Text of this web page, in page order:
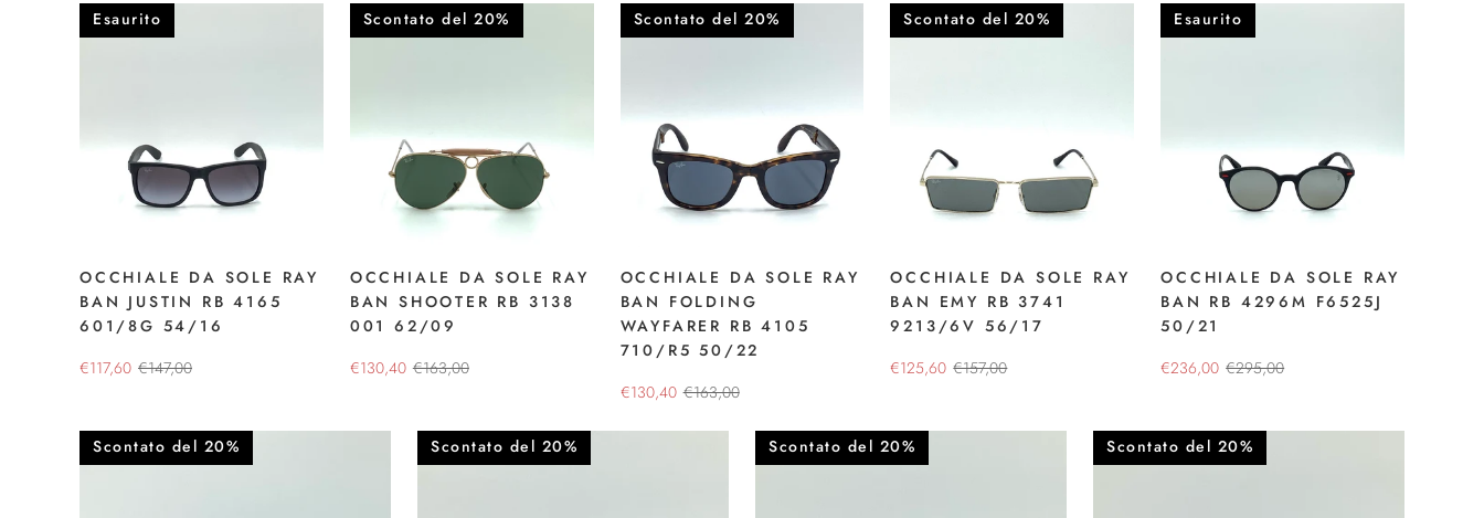
Esaurito
OCCHIALE DA SOLE RAY
BAN JUSTIN RB 4165
601/8G 54/16
€117,60 €147,00
Scontato del 20%
OCCHIALE DA SOLE RAY
BAN SHOOTER RB 3138
001 62/09
€130,40 €163,00
Scontato del 20%
OCCHIALE DA SOLE RAY
BAN FOLDING
WAYFARER RB 4105
710/R5 50/22
€130,40 €163,00
Scontato del 20%
OCCHIALE DA SOLE RAY
BAN EMY RB 3741
9213/6V 56/17
€125,60 €157,00
Esaurito
OCCHIALE DA SOLE RAY
BAN RB 4296M F6525J
50/21
€236,00 €295,00
Scontato del 20% Scontato del 20% Scontato del 20% Scontato del 20%